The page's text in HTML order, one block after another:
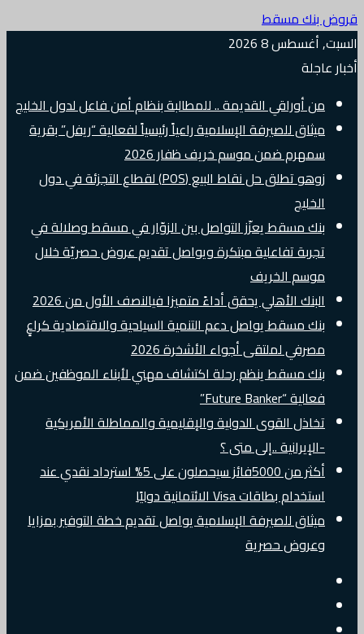
قروض بنك مسقط
السبت, أغسطس 8 2026
أخبار عاجلة
من أوراقي القديمة .. للمطالبة بنظام أمن فاعل لدول الخليج
ميثاق للصيرفة الإسلامية راعياً رئيسياً لفعالية “ريفل” بقرية
سمهرم ضمن موسم خريف ظفار 2026
زوهو تطلق حل نقاط البيع (POS) لقطاع التجزئة في دول
الخليج
بنك مسقط يعزّز التواصل بين الزوّار في مسقط وصلالة في
تجربة تفاعلية مبتكرة ويواصل تقديم عروض حصريّة خلال
موسم الخريف
البنك الأهلي يحقق أداءً متميزا فيالنصف الأول من 2026
بنك مسقط يواصل دعم التنمية السياحية والاقتصادية كراعٍ
مصرفي لملتقى أجواء الأشخرة 2026
بنك مسقط ينظم رحلة اكتشاف مهني لأبناء الموظفين ضمن
فعالية “Future Banker”
تخاذل القوى الدولية والإقليمية والمماطلة الأمريكية
-الإيرانية ..إلى متى ؟
أكثر من 5000فائز سيحصلون على 5% استرداد نقدي عند
استخدام بطاقات Visa الائتمانية دوليًا
ميثاق للصيرفة الإسلامية يواصل تقديم خطة التوفير بمزايا
وعروض حصرية